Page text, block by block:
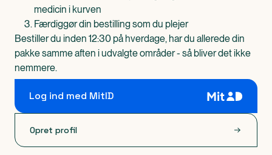
medicin i kurven
Færdiggør din bestilling som du plejer
Bestiller du inden 12:30 på hverdage, har du allerede din
pakke samme aften i udvalgte områder - så bliver det ikke
nemmere.
Log ind med MitID
Opret profil